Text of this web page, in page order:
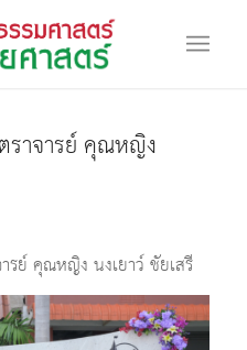
าจารย์ คุณหญิง
ย์ คุณหญิง นงเยาว์ ชัยเสรี